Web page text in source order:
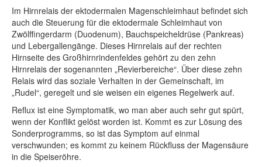
Im Hirnrelais der ektodermalen Magenschleimhaut befindet sich
auch die Steuerung für die ektodermale Schleimhaut von
Zwölffingerdarm (Duodenum), Bauchspeicheldrüse (Pankreas)
und Lebergallengänge. Dieses Hirnrelais auf der rechten
Hirnseite des Großhirnrindenfeldes gehört zu den zehn
Hirnrelais der sogenannten „Revierbereiche“. Über diese zehn
Relais wird das soziale Verhalten in der Gemeinschaft, im
„Rudel“, geregelt und sie weisen ein eigenes Regelwerk auf.
Reflux ist eine Symptomatik, wo man aber auch sehr gut spürt,
wenn der Konflikt gelöst worden ist. Kommt es zur Lösung des
Sonderprogramms, so ist das Symptom auf einmal
verschwunden; es kommt zu keinem Rückfluss der Magensäure
in die Speiseröhre.